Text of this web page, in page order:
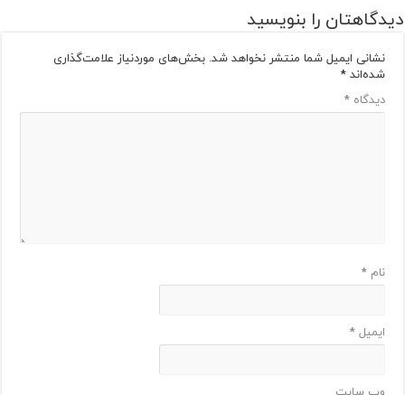
دیدگاهتان را بنویسید
نشانی ایمیل شما منتشر نخواهد شد. بخش‌های موردنیاز علامت‌گذاری
شده‌اند*
دیدگاه*
نام*
ایمیل*